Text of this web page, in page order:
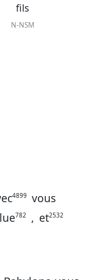
fils
N-NSM
4899 vous
782 , et2532